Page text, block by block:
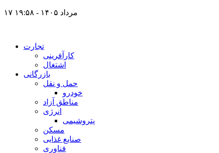
۱۷ مرداد ۱۴۰۵ - ۱۹:۵۸
تجارت
کارآفرینی
اشتغال
بازرگانی
حمل و نقل
خودرو
مناطق آزاد
انرژی
پتروشیمی
مسکن
صنایع غذایی
فناوری